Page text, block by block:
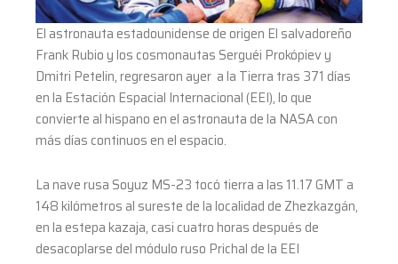
El astronauta estadounidense de origen El salvadoreño
Frank Rubio y los cosmonautas Serguéi Prokópiev y
Dmitri Petelin, regresaron ayer a la Tierra tras 371 días
en la Estación Espacial Internacional (EEI), lo que
convierte al hispano en el astronauta de la NASA con
más días continuos en el espacio.
La nave rusa Soyuz MS-23 tocó tierra a las 11.17 GMT a
148 kilómetros al sureste de la localidad de Zhezkazgán,
en la estepa kazaja, casi cuatro horas después de
desacoplarse del módulo ruso Prichal de la EEI